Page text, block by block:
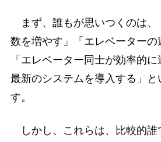
まず、誰もが思いつくのは、
数を増やす」「エレベーターの
「エレベーター同士が効率的
最新のシステムを導入する」
す。
しかし、これらは、比較的誰